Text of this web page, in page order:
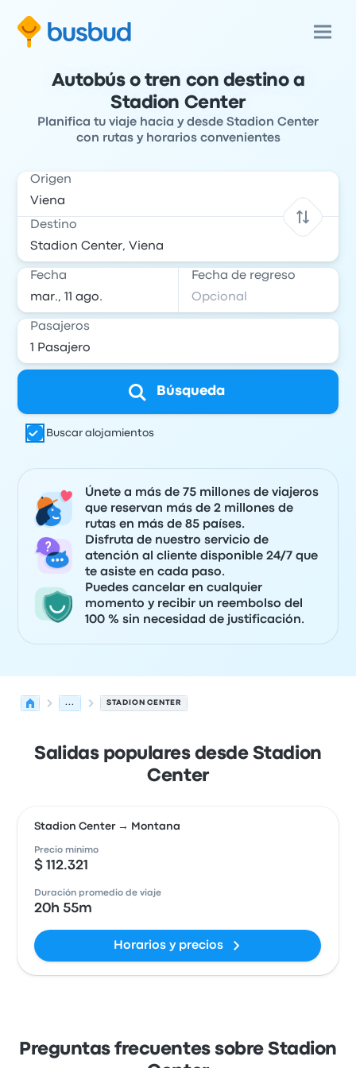
Autobús o tren con destino a
Stadion Center
Planifica tu viaje hacia y desde Stadion Center
con rutas y horarios convenientes
Origen
Destino
Fecha Fecha de regreso
Pasajeros
Búsqueda
Buscar alojamientos
Únete a más de 75 millones de viajeros
que reservan más de 2 millones de
rutas en más de 85 países.
Disfruta de nuestro servicio de
atención al cliente disponible 24/7 que
te asiste en cada paso.
Puedes cancelar en cualquier
momento y recibir un reembolso del
100 % sin necesidad de justificación.
... STADION CENTER
Salidas populares desde Stadion
Center
Stadion Center → Montana
Precio mínimo
$ 112.321
Duración promedio de viaje
20h 55m
Horarios y precios
Preguntas frecuentes sobre Stadion